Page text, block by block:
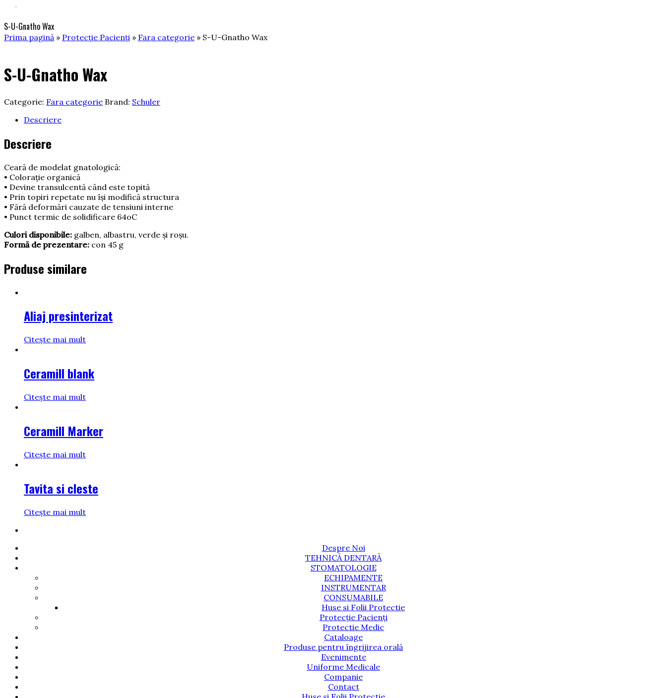
S-U-Gnatho Wax
Prima pagină » Protecție Pacienți » Fara categorie » S-U-Gnatho Wax
S-U-Gnatho Wax
Categorie: Fara categorie Brand: Schuler
Descriere
Descriere
Ceară de modelat gnatologică:
• Coloraţie organică
• Devine transulcentă când este topită
• Prin topiri repetate nu îşi modifică structura
• Fără deformări cauzate de tensiuni interne
• Punct termic de solidificare 64oC
Culori disponibile: galben, albastru, verde şi roşu.
Formă de prezentare: con 45 g
Produse similare
Aliaj presinterizat
Citește mai mult
Ceramill blank
Citește mai mult
Ceramill Marker
Citește mai mult
Tavita si cleste
Citește mai mult
Despre Noi
TEHNICĂ DENTARĂ
STOMATOLOGIE
ECHIPAMENTE
INSTRUMENTAR
CONSUMABILE
Huse si Folii Protectie
Protecție Pacienți
Protectie Medic
Cataloage
Produse pentru îngrijirea orală
Evenimente
Uniforme Medicale
Companie
Contact